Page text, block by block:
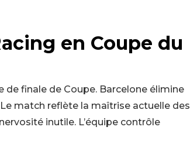
en Coupe du
de finale de Coupe. Barcelone élimine
match reflète la maîtrise actuelle des
inutile. L’équipe contrôle